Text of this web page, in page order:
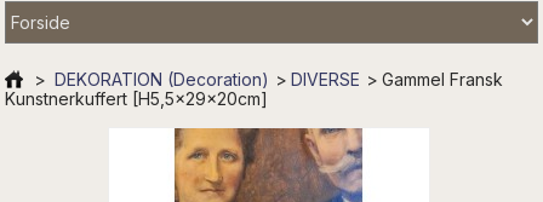
> DEKORATION (Decoration) > DIVERSE > Gammel Fransk
Kunstnerkuffert [H5,5x29x20cm]